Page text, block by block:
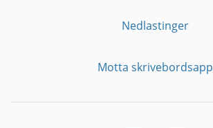
Nedlastinger
Motta skrivebordsapp